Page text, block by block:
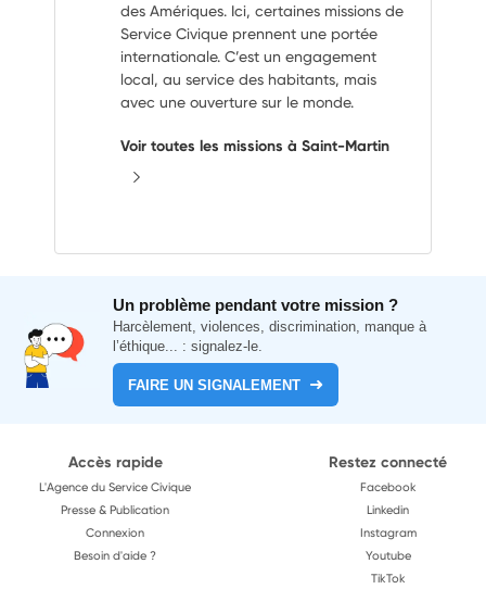
des Amériques. Ici, certaines missions de
Service Civique prennent une portée
internationale. C’est un engagement
local, au service des habitants, mais
avec une ouverture sur le monde.
Voir toutes les missions à Saint-Martin
Un problème pendant votre mission ?
Harcèlement, violences, discrimination, manque à
l’éthique... : signalez-le.
FAIRE UN SIGNALEMENT
Accès rapide
L'Agence du Service Civique
Presse & Publication
Connexion
Besoin d'aide ?
Restez connecté
Facebook
Linkedin
Instagram
Youtube
TikTok